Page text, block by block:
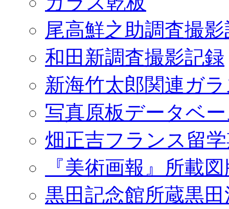
尾高鮮之助調査撮
和田新調査撮影記録
新海竹太郎関連ガ
写真原板データベ
畑正吉フランス留
『美術画報』所載
黒田記念館所蔵黒